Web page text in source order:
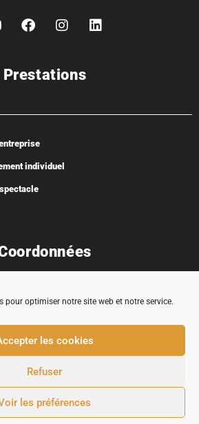
pour optimiser notre site web et notre service.
les cookies
Refuser
les préférences
Prestations
individuel
32430 Cologne
|MENTIONS LÉGALES|CONDITIONS GÉNÉRALES DE